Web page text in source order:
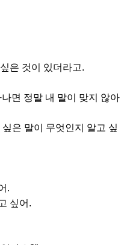
은 것이 있더라고.
면 정말 내 말이 맞지 않아
은 말이 무엇인지 알고 싶
.
싶어.